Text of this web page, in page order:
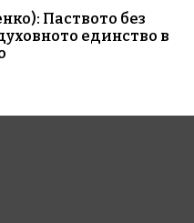
Паството без
единство в